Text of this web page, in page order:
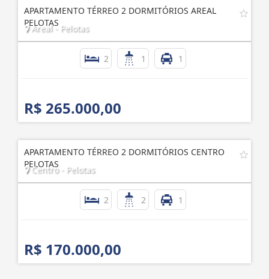
APARTAMENTO TÉRREO 2 DORMITÓRIOS AREAL
PELOTAS
Areal - Pelotas
2 1 1
R$ 265.000,00
APARTAMENTO TÉRREO 2 DORMITÓRIOS CENTRO
PELOTAS
Centro - Pelotas
2 2 1
R$ 170.000,00